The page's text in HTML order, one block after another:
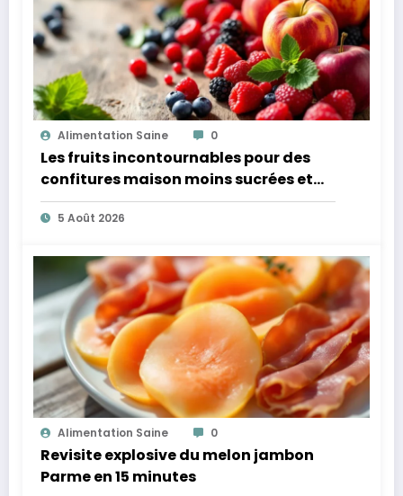
Alimentation Saine 0
Les fruits incontournables pour des
confitures maison moins sucrées et
plus légères
5 Août 2026
Alimentation Saine 0
Revisite explosive du melon jambon
Parme en 15 minutes